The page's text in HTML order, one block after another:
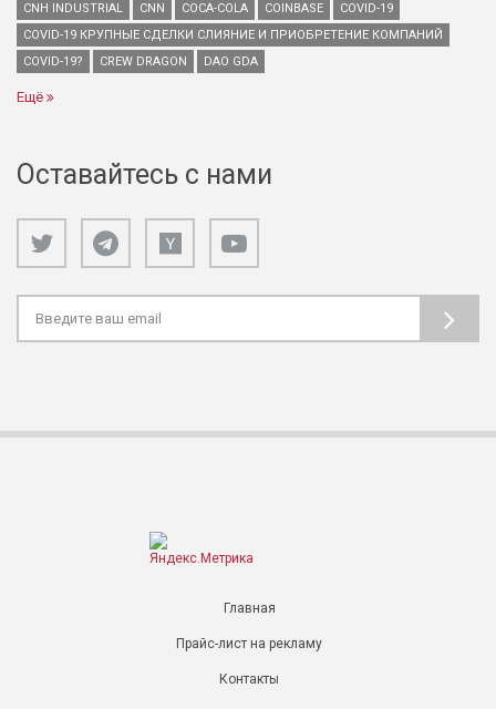
CNH INDUSTRIAL
CNN COCA-COLA COINBASE
COVID-19
COVID-19 КРУПНЫЕ СДЕЛКИ СЛИЯНИЕ И ПРИОБРЕТЕНИЕ КОМПАНИЙ
COVID-19?
CREW DRAGON DAO GDA
Ещё
Оставайтесь с нами
Главная
Прайс-лист на рекламу
Контакты